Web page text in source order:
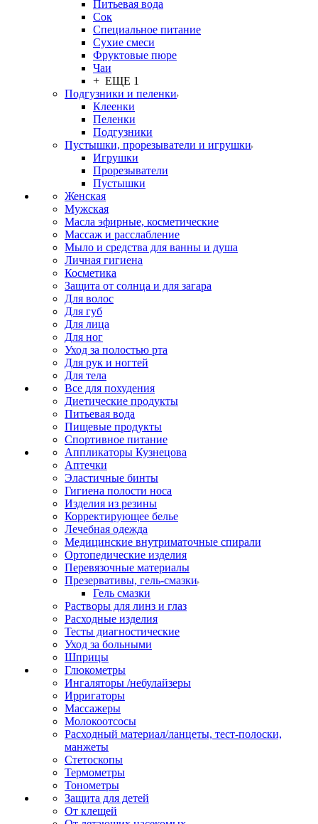
Питьевая вода
Сок
Специальное питание
Сухие смеси
Фруктовые пюре
Чаи
+ ЕЩЕ 1
Подгузники и пеленки
Клеенки
Пеленки
Подгузники
Пустышки, прорезыватели и игрушки
Игрушки
Прорезыватели
Пустышки
Женская
Мужская
Масла эфирные, косметические
Массаж и расслабление
Мыло и средства для ванны и душа
Личная гигиена
Косметика
Защита от солнца и для загара
Для волос
Для губ
Для лица
Для ног
Уход за полостью рта
Для рук и ногтей
Для тела
Все для похудения
Диетические продукты
Питьевая вода
Пищевые продукты
Спортивное питание
Аппликаторы Кузнецова
Аптечки
Эластичные бинты
Гигиена полости носа
Изделия из резины
Корректирующее белье
Лечебная одежда
Медицинские внутриматочные спирали
Ортопедические изделия
Перевязочные материалы
Презервативы, гель-смазки
Гель смазки
Растворы для линз и глаз
Расходные изделия
Тесты диагностические
Уход за больными
Шприцы
Глюкометры
Ингаляторы /небулайзеры
Ирригаторы
Массажеры
Молокоотсосы
Расходный материал/ланцеты, тест-полоски,
манжеты
Стетоскопы
Термометры
Тонометры
Защита для детей
От клещей